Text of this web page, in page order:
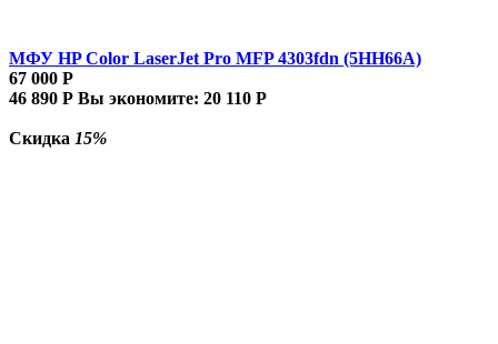
МФУ HP Color LaserJet Pro MFP 4303fdn (5HH66A)
67 000 Р
46 890 Р Вы экономите: 20 110 Р
Скидка 15%